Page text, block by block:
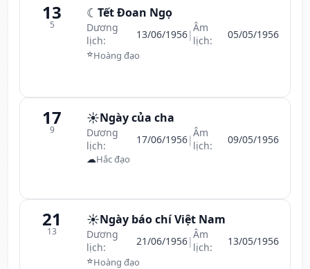
13
5
☾ Tết Đoan Ngọ
Dương
lịch:
13/06/1956|Âm
lịch:
05/05/1956
⭐Hoàng đạo
17
9
☀️Ngày của cha
Dương
lịch:
17/06/1956|Âm
lịch:
09/05/1956
☁Hắc đạo
21
13
☀️Ngày báo chí Việt Nam
Dương
lịch:
21/06/1956|Âm
lịch:
13/05/1956
⭐Hoàng đạo